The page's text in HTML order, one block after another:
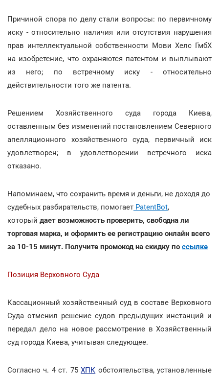
Причиной спора по делу стали вопросы: по первичному
иску - относительно наличия или отсутствия нарушения
прав интеллектуальной собственности Мови Хелс ГмбХ
на изобретение, что охраняются патентом и выплывают
из него; по встречному иску - относительно
действительности того же патента.
Решением Хозяйственного суда города Киева,
оставленным без изменений постановлением Северного
апелляционного хозяйственного суда, первичный иск
удовлетворен; в удовлетворении встречного иска
отказано.
Напоминаем, что сохранить время и деньги, не доходя до
судебных разбирательств, помогает PatentBot,
который дает возможность проверить, свободна ли
торговая марка, и оформить ее регистрацию онлайн всего
за 10-15 минут. Получите промокод на скидку по ссылке
Позиция Верховного Суда
Кассационный хозяйственный суд в составе Верховного
Суда отменил решение судов предыдущих инстанций и
передал дело на новое рассмотрение в Хозяйственный
суд города Киева, учитывая следующее.
Согласно ч. 4 ст. 75ХПК обстоятельства, установленные